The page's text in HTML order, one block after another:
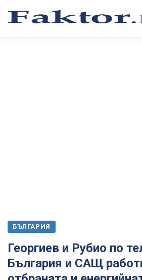
БЪЛГАРИЯ
Георгиев и Рубио по
България и САЩ